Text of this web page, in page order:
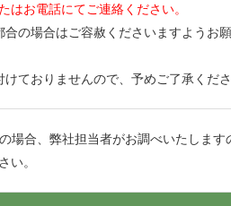
はお電話にてご連絡ください。
の場合はご容赦くださいますようお
ておりませんので、予めご了承くださ
場合、弊社担当者がお調べいたします
い。